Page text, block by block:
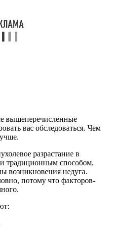
вышеперечисленные
вас обследоваться. Чем
разрастание в
традиционным способом,
возникновения недуга.
потому что факторов-